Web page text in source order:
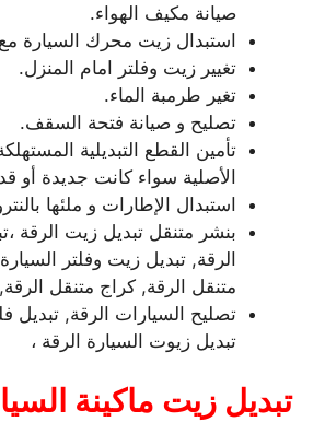
صيانة مكيف الهواء.
استبدال زيت محرك السيارة مع
تغيير زيت وفلتر امام المنزل.
تغير طرمبة الماء.
تصليح و صيانة فتحة السقف.
تأمين القطع التبديلية
الأصلية سواء كانت جديدة أو
استبدال الإطارات و ملئها
بنشر متنقل تبديل زيت الرقة
الرقة, تبديل زيت وفلتر
متنقل الرقة, كراج متنقل الرقة,
تصليح السيارات الرقة, تبديل
تبديل زيوت السيارة الرقة ،
تبديل زيت ماكينة